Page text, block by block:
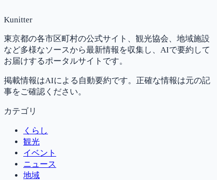
Kunitter
東京都の各市区町村の公式サイト、観光協会、地域施設
など多様なソースから最新情報を収集し、AIで要約して
お届けするポータルサイトです。
掲載情報はAIによる自動要約です。正確な情報は元の記
事をご確認ください。
カテゴリ
くらし
観光
イベント
ニュース
地域